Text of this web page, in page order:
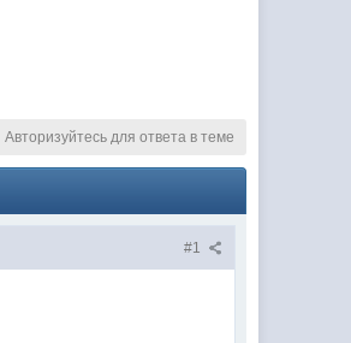
Авторизуйтесь для ответа в теме
#1